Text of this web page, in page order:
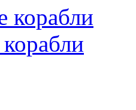
корабли